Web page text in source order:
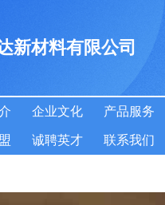
新材料有限公司
企业文化 产品服务
诚聘英才 联系我们